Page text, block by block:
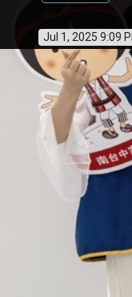
Jul 1, 2025 9:09